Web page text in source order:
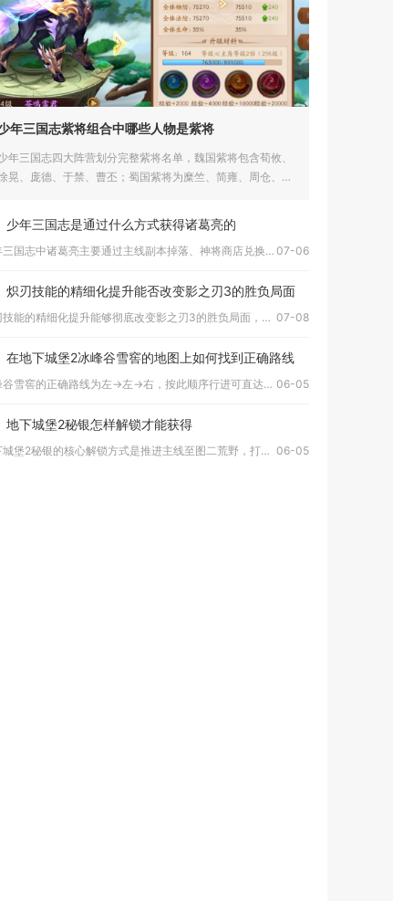
年三国志紫将组合中哪些人物是紫将
年三国志四大阵营划分完整紫将名单，魏国紫将包含荀攸、
晃、庞德、于禁、曹丕；蜀国紫将为糜竺、简雍、周仓、廖
少年三国志是通过什么方式获得诸葛亮的
少年三国志中诸葛亮主要通过主线副本掉落、神将商店兑换、竞技场... 07-06
炽刃技能的精细化提升能否改变影之刃3的胜负局面
炽刃技能的精细化提升能够彻底改变影之刃3的胜负局面，在论剑对... 07-08
在地下城堡2冰峰谷雪窖的地图上如何找到正确路线
冰峰谷雪窖的正确路线为左→左→右，按此顺序行进可直达终点，走... 06-05
地下城堡2秘银怎样解锁才能获得
地下城堡2秘银的核心解锁方式是推进主线至图二荒野，打通右上角... 06-05